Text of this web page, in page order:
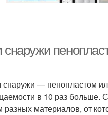
— пенопластом
в 10 раз больше.
материалов, от